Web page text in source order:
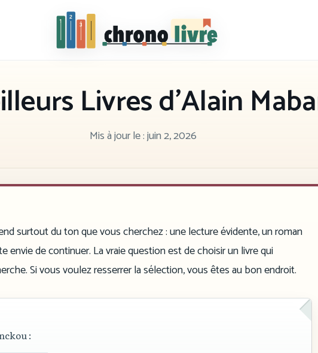
Chronolivre
Livres d’Alain
Mis à jour le :juin 2, 2026
surtout du ton que vous cherchez : une lecture évidente, un roman
de continuer. La vraie question est de choisir un livre qui
Si vous voulez resserrer la sélection, vous êtes au bon endroit.
: